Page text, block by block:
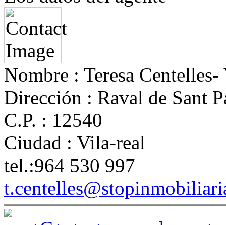
Nombre : Teresa Centelles-
Dirección : Raval de Sant
C.P. : 12540
Ciudad : Vila-real
tel.:964 530 997